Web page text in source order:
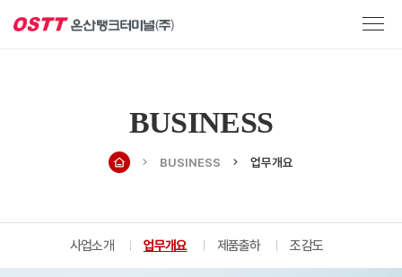
BUSINESS
BUSINESS 업무개요
사업소개 업무개요 제품출하 조감도